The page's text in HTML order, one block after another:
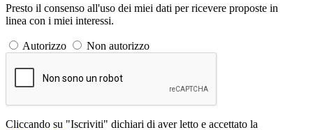
Presto il consenso all'uso dei miei dati per ricevere proposte in
linea con i miei interessi.
Autorizzo Non autorizzo
Cliccando su "Iscriviti" dichiari di aver letto e accettato la